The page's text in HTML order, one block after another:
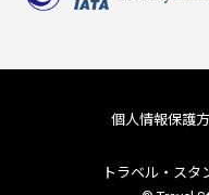
個人情報保護
トラベル・ス